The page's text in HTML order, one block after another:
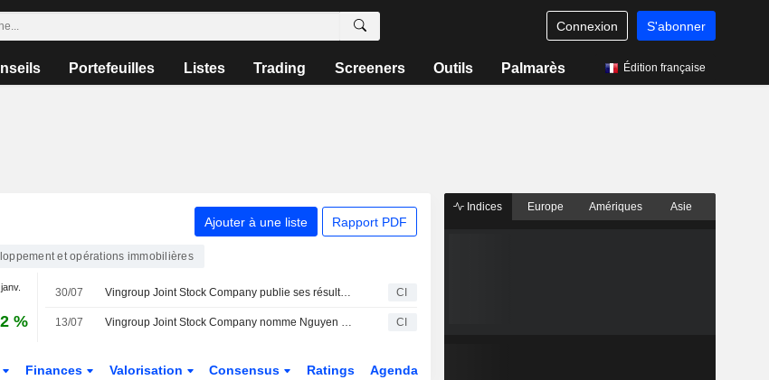
Connexion S'abonner
Portefeuilles Listes Trading Screeners Outils Palmarès Édition française
Ajouter à une liste Rapport PDF
et opérations immobilières
%
30/07 Vingroup Joint Stock Company publie ses résultats pour le deuxième trimestre et le premier semestre clos le 30 juin 2026 CI
13/07 Vingroup Joint Stock Company nomme Nguyen Viet Quang au poste de Directeur général, à compter du 10 juillet 2026 CI
Finances Valorisation Consensus Ratings Agenda
Indices Europe Amériques Asie